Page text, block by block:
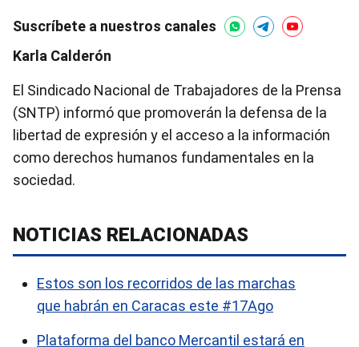
Suscríbete a nuestros canales
Karla Calderón
El Sindicado Nacional de Trabajadores de la Prensa
(SNTP) informó que promoverán la defensa de la
libertad de expresión y el acceso a la información
como derechos humanos fundamentales en la
sociedad.
NOTICIAS RELACIONADAS
Estos son los recorridos de las marchas
que habrán en Caracas este #17Ago
Plataforma del banco Mercantil estará en